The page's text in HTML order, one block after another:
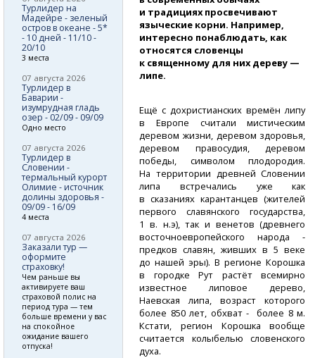
и традициях просвечивают
языческие корни. Например,
интересно понаблюдать, как
относятся словенцы
к священному для них дереву —
липе.
Ещё с дохристианских времён липу
в Европе считали мистическим
деревом жизни, деревом здоровья,
деревом правосудия, деревом
победы, символом плодородия.
На территории древней Словении
липа встречались уже как
в сказаниях карантанцев (жителей
первого славянского государства,
1 в. н.э), так и венетов (древнего
восточноевропейского народа -
предков славян, живших в 5 веке
до нашей эры). В регионе Корошка
в городке Рут растёт всемирно
известное липовое дерево,
Наевская липа, возраст которого
более 850 лет, обхват - более 8 м.
Кстати, регион Корошка вообще
считается колыбелью словенского
духа.
Турлидер на
Мадейре - зеленый
остров в океане - 5*
- 10 дней - 11/10 -
20/10
3 места
07 августа 2026
Турлидер в
Баварии -
изумрудная гладь
озер - 02/09 - 09/09
Одно место
07 августа 2026
Турлидер в
Словении -
термальный курорт
Олимие - источник
долины здоровья -
09/09 - 16/09
4 места
07 августа 2026
Заказали тур —
оформите
страховку!
Чем раньше вы
активируете ваш
страховой полис на
период тура — тем
больше времени у вас
на спокойное
ожидание вашего
отпуска!